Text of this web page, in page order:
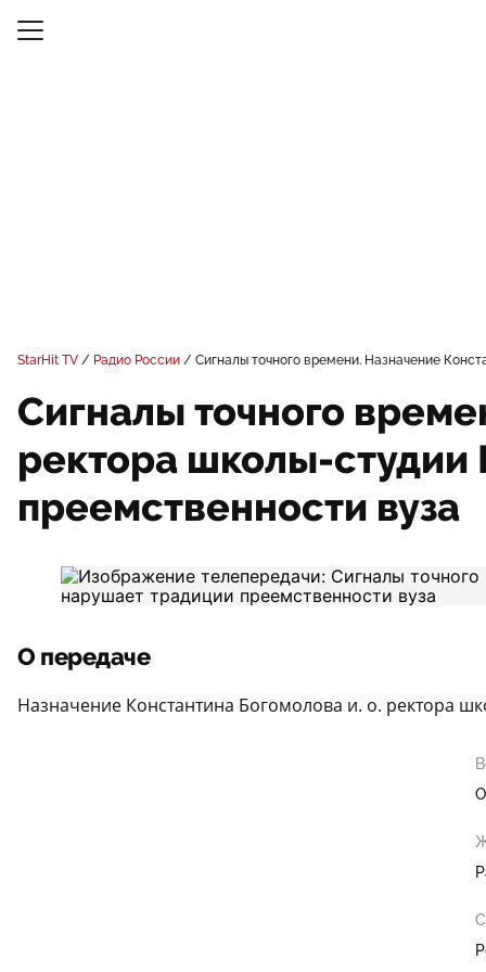
StarHit TV Радио России Сигналы точного времени. Назначение
Сигналы точного
ректора школы-студии
преемственности вуза
О передаче
Назначение Константина Богомолова и. о. ректора